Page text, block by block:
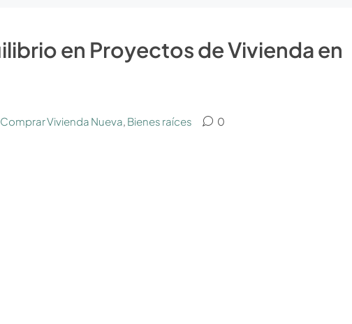
en Proyectos de Vivienda en
Vivienda Nueva, Bienes raíces 0